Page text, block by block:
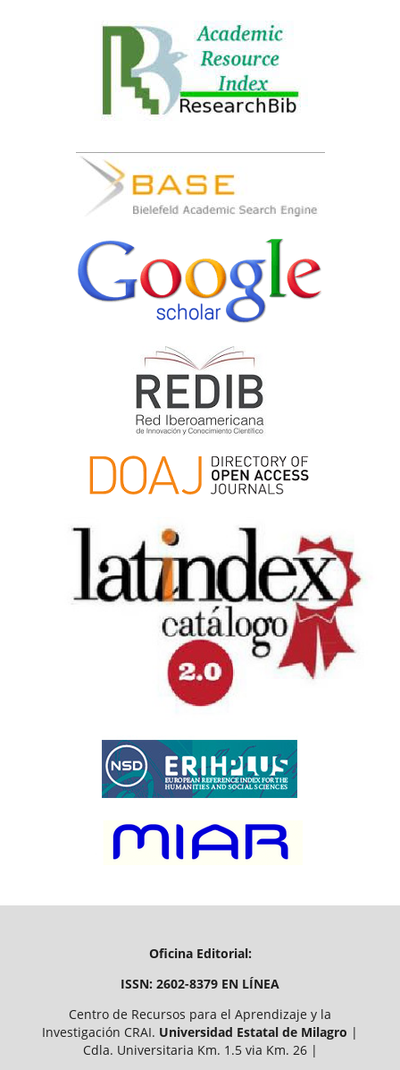
Oficina Editorial:
ISSN: 2602-8379 EN LÍNEA
Centro de Recursos para el Aprendizaje y la
Investigación CRAI. Universidad Estatal de Milagro |
Cdla. Universitaria Km. 1.5 via Km. 26 |